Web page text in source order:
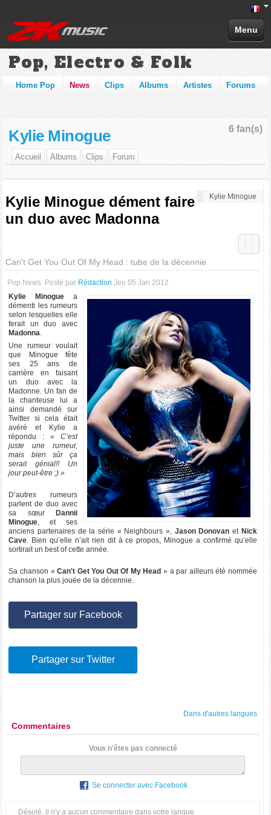
Menu
Pop, Electro & Folk
Home Pop News Clips Albums Artistes Forums
6 fan(s)
Kylie Minogue
Accueil Albums Clips Forum
Kylie Minogue
Kylie Minogue dément faire
un duo avec Madonna
Can't Get You Out Of My Head : tube de la décennie
Pop News Posté par Rédaction Jeu 05 Jan 2012
Kylie Minogue a
démenti les rumeurs
selon lesquelles elle
ferait un duo avec
Madonna.
Une rumeur voulait
que Minogue fête
ses 25 ans de
carrière en faisant
un duo avec la
Madonne. Un fan de
la chanteuse lui a
ainsi demandé sur
Twitter si cela était
avéré et Kylie a
répondu : « C’est
juste une rumeur,
mais bien sûr ça
serait génial!! Un
jour peut-être ;) »
D’autres rumeurs
parlent de duo avec
sa sœur
Dannii
Minogue, et ses
anciens partenaires de la série « Neighbours », Jason Donovan etNick
Cave. Bien qu’elle n’ait rien dit à ce propos, Minogue a confirmé qu’elle
sortirait un best of cette année.
Sa chanson «Can't Get You Out Of My Head » a par ailleurs été nommée
chanson la plus jouée de la décennie.
Partager sur Facebook
Partager sur Twitter
Dans d'autres langues
Commentaires
Vous n'êtes pas connecté
Se connecter avec Facebook
Désolé, il n'y a aucun commentaire dans votre langue